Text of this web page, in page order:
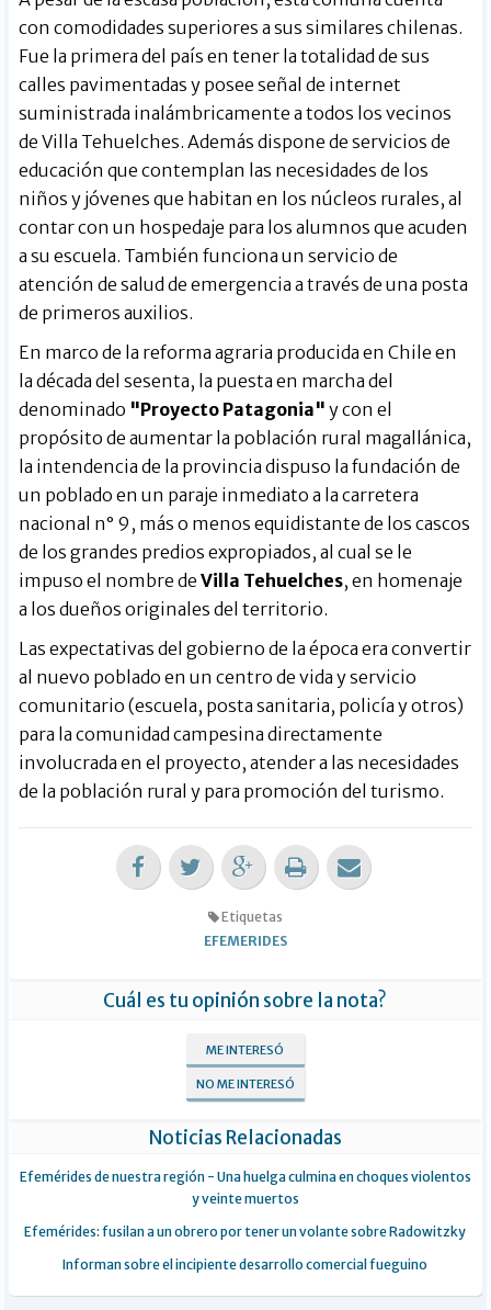
con comodidades superiores a sus similares chilenas.
Fue la primera del país en tener la totalidad de sus
calles pavimentadas y posee señal de internet
suministrada inalámbricamente a todos los vecinos
de Villa Tehuelches. Además dispone de servicios de
educación que contemplan las necesidades de los
niños y jóvenes que habitan en los núcleos rurales, al
contar con un hospedaje para los alumnos que acuden
a su escuela. También funciona un servicio de
atención de salud de emergencia a través de una posta
de primeros auxilios.
En marco de la reforma agraria producida en Chile en
la década del sesenta, la puesta en marcha del
denominado "Proyecto Patagonia" y con el
propósito de aumentar la población rural magallánica,
la intendencia de la provincia dispuso la fundación de
un poblado en un paraje inmediato a la carretera
nacional n° 9, más o menos equidistante de los cascos
de los grandes predios expropiados, al cual se le
impuso el nombre deVilla Tehuelches, en homenaje
a los dueños originales del territorio.
Las expectativas del gobierno de la época era convertir
al nuevo poblado en un centro de vida y servicio
comunitario (escuela, posta sanitaria, policía y otros)
para la comunidad campesina directamente
involucrada en el proyecto, atender a las necesidades
de la población rural y para promoción del turismo.
Etiquetas
EFEMERIDES
Cuál es tu opinión sobre la nota?
ME INTERESÓ
NO ME INTERESÓ
Noticias Relacionadas
Efemérides de nuestra región - Una huelga culmina en choques violentos
y veinte muertos
Efemérides: fusilan a un obrero por tener un volante sobre Radowitzky
Informan sobre el incipiente desarrollo comercial fueguino